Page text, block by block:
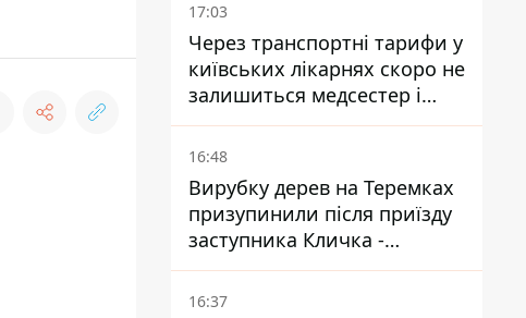
17:03
Через транспортні тарифи у
київських лікарнях скоро не
залишиться медсестер і
санітарок - професор
Голубовська
16:48
Вирубку дерев на Теремках
призупинили після приїзду
заступника Кличка -
почався діалог
16:37